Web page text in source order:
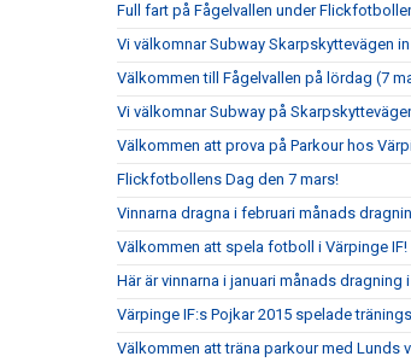
Full fart på Fågelvallen under
Vi välkomnar Subway Skarpskyttevägen
Välkommen till Fågelvallen på lördag (7
Vi välkomnar Subway på
Välkommen att prova på Parkour hos
Flickfotbollens Dag den 7 mars!
Vinnarna dragna i februari månads
Välkommen att spela fotboll i Värpinge IF!
Här är vinnarna i januari månads
Värpinge IF:s Pojkar 2015 spelade
Välkommen att träna parkour med Lunds